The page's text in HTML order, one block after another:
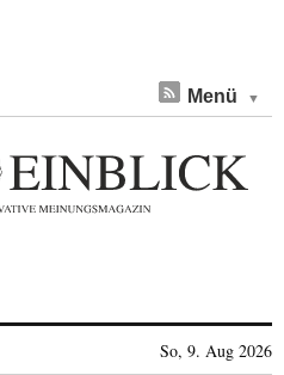
Menü
So, 9. Aug 2026